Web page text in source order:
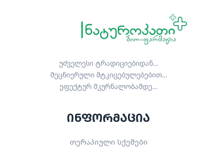
უძველესი ტრადიციებიდან…
მეცნიერული მტკიცებულებებით…
ეფექტურ მკურნალობამდე…
ინფორმაცია
თერაპიული სქემები